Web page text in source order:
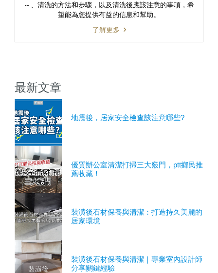
～、清洗的方法和步驟，以及清洗後應該注意的事項，希
望能為您提供有益的信息和幫助。
了解更多
最新文章
地震後，居家安全檢查該注意哪些?
優質辦公室清潔打掃三大竅門，ptt鄉民推
薦收藏！
裝潢後石材保養與清潔：打造持久美麗的
居家環境
裝潢後石材保養與清潔｜專業室內設計師
分享關鍵經驗